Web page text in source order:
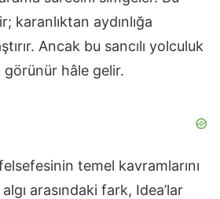
karanlıktan aydınlığa
Ancak bu sancılı yolculuk
hâle gelir.
temel kavramlarını
arasındaki fark, Idea’lar